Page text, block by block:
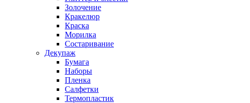
Золочение
Кракелюр
Краска
Морилка
Состаривание
Декупаж
Бумага
Наборы
Пленка
Салфетки
Термопластик